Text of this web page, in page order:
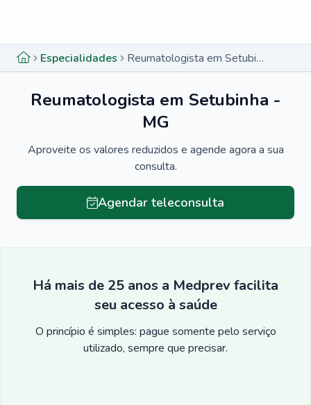
Especialidades Reumatologista em Setubinha - MG
Reumatologista em Setubinha -
MG
Aproveite os valores reduzidos e agende agora a sua
consulta.
Agendar teleconsulta
Há mais de 25 anos a Medprev facilita
seu acesso à saúde
O princípio é simples: pague somente pelo serviço
utilizado, sempre que precisar.